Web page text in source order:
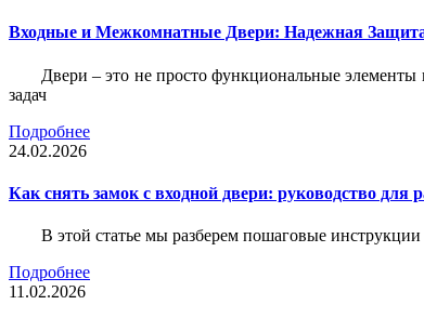
Входные и Межкомнатные Двери: Надежная
Двери – это не просто функциональные
задач
Подробнее
24.02.2026
Как снять замок с входной двери: руководство для
В этой статье мы разберем пошаговые
Подробнее
11.02.2026